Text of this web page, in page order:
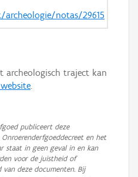
notas/29615
archeologisch traject kan
.
publiceert deze
en het
staat in geen geval in en kan
voor de juistheid of
deze documenten. Bij